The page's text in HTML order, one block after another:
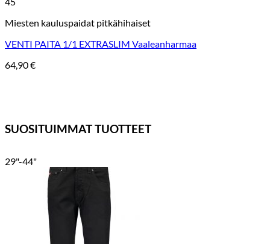
Miesten kauluspaidat pitkähihaiset
VENTI PAITA 1/1 EXTRASLIM Vaaleanharmaa
64,90€
SUOSITUIMMAT TUOTTEET
29"-44"